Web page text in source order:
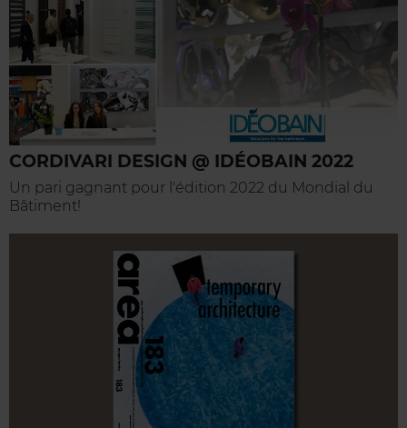
CORDIVARI DESIGN @ IDÉOBAIN 2022
Un pari gagnant pour l'édition 2022 du Mondial du
Bâtiment!